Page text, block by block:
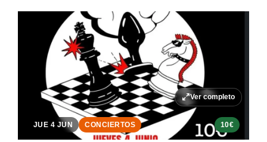
Ver completo
JUE 4 JUN CONCIERTOS 10€